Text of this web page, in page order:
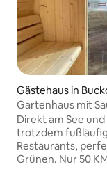
Gästehaus in
Gartenhaus mit
Buckowsee
Direkt am See
trotzdem
Restaurants,
Grünen. Nur 50